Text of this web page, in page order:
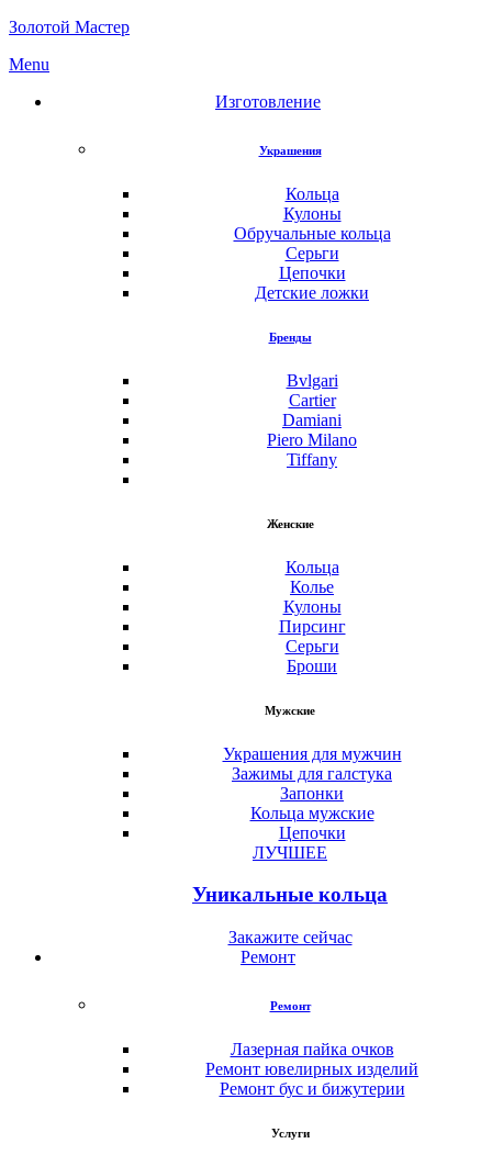
Золотой Мастер
Menu
Изготовление
Украшения
Кольца
Кулоны
Обручальные кольца
Серьги
Цепочки
Детские ложки
Бренды
Bvlgari
Cartier
Damiani
Piero Milano
Tiffany
Женские
Кольца
Колье
Кулоны
Пирсинг
Серьги
Броши
Мужские
Украшения для мужчин
Зажимы для галстука
Запонки
Кольца мужские
Цепочки
ЛУЧШЕЕ
Уникальные кольца
Закажите сейчас
Ремонт
Ремонт
Лазерная пайка очков
Ремонт ювелирных изделий
Ремонт бус и бижутерии
Услуги